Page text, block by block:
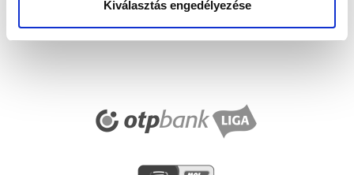
Kiválasztás engedélyezése